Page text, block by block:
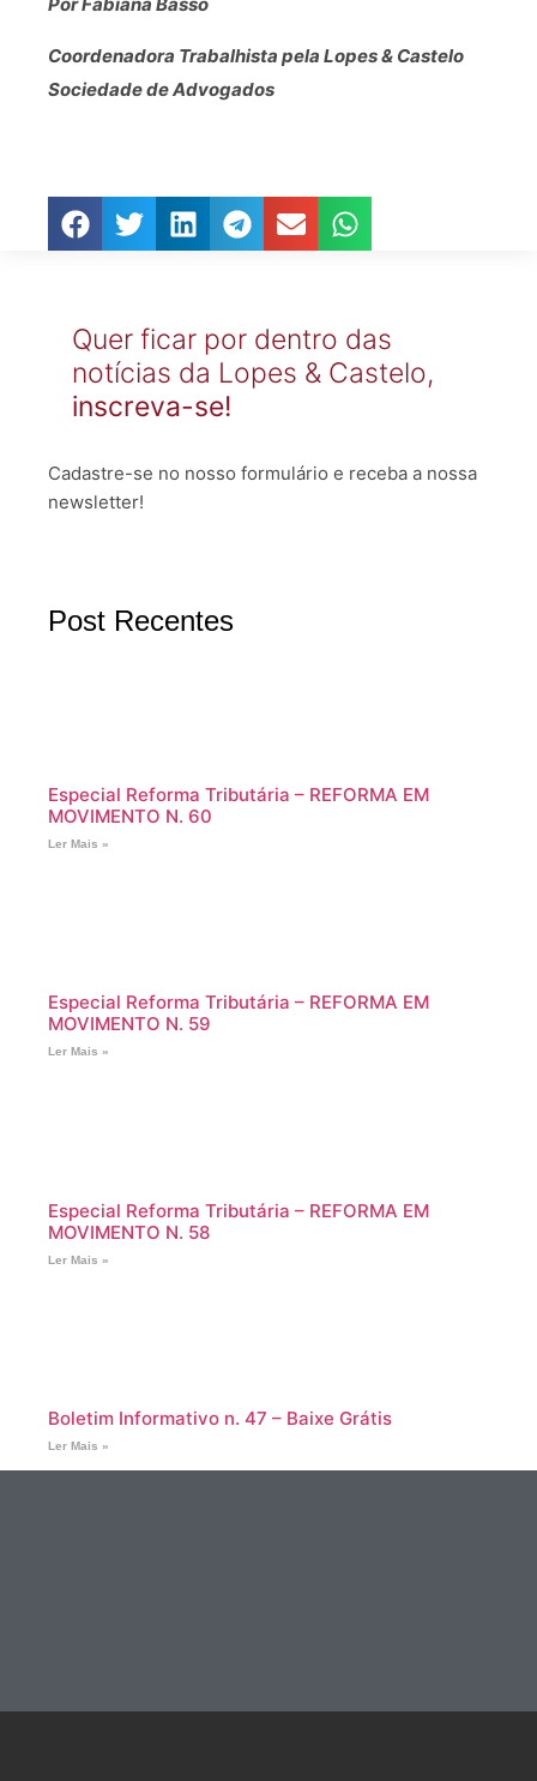
Coordenadora Trabalhista pela Lopes & Castelo
Sociedade de Advogados
Quer ficar por dentro das
notícias da Lopes & Castelo,
inscreva-se!
Cadastre-se no nosso formulário e receba a nossa
newsletter!
Post Recentes
Especial Reforma Tributária – REFORMA EM
MOVIMENTO N. 60
Ler Mais »
Especial Reforma Tributária – REFORMA EM
MOVIMENTO N. 59
Ler Mais »
Especial Reforma Tributária – REFORMA EM
MOVIMENTO N. 58
Ler Mais »
Boletim Informativo n. 47 – Baixe Grátis
Ler Mais »